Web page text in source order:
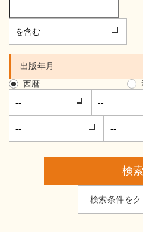
出版年月
西暦
検索
検索条件をク